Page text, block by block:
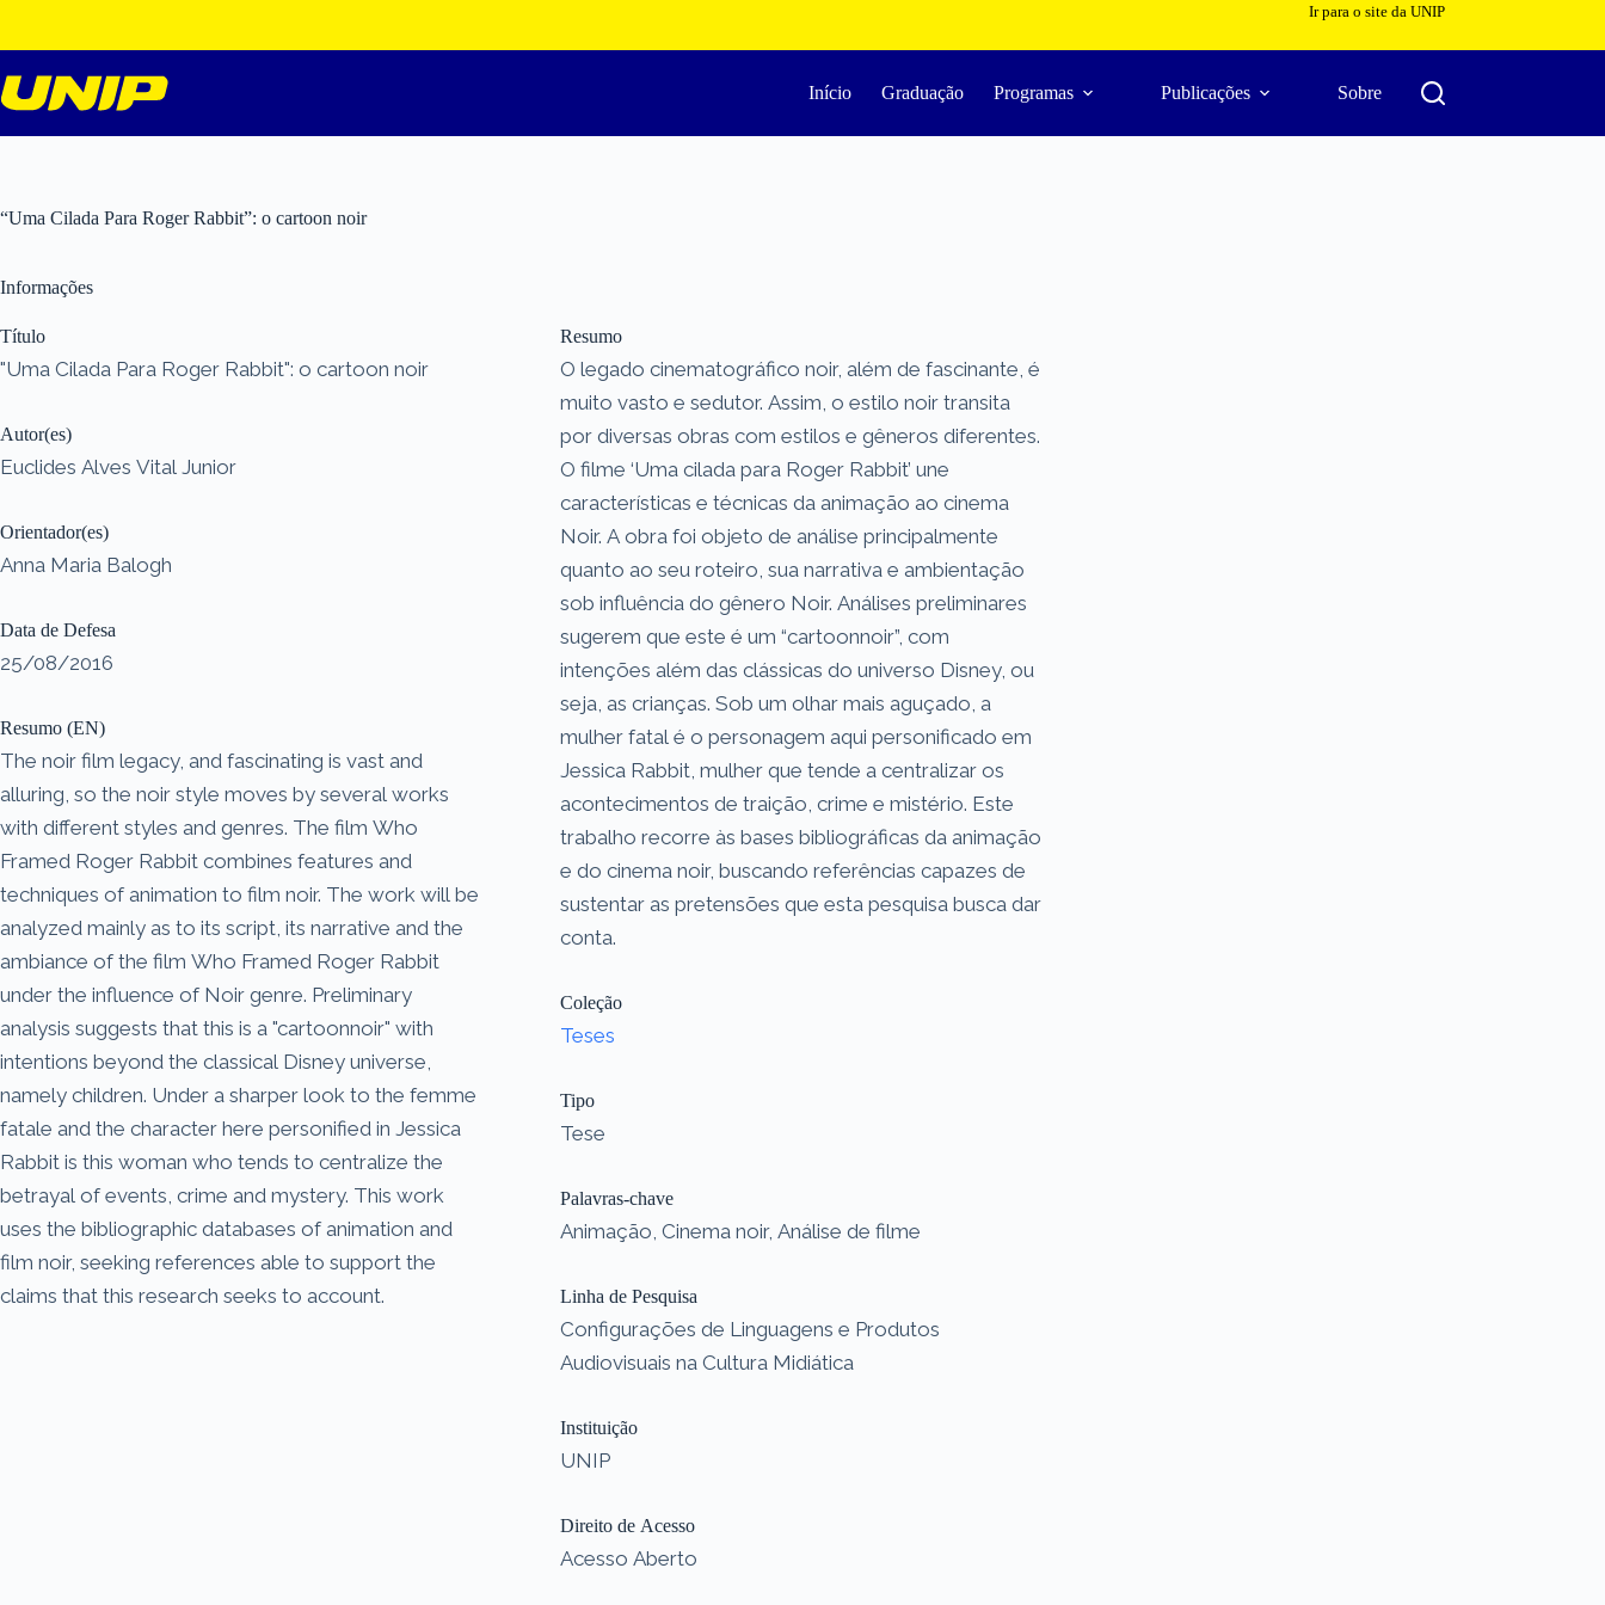
o
conteúdo
Ir para o site da UNIP
Início Graduação Programas Publicações Sobre
“Uma Cilada Para Roger Rabbit”: o cartoon noir
Informações
Título
"Uma Cilada Para Roger Rabbit": o cartoon noir
Autor(es)
Euclides Alves Vital Junior
Orientador(es)
Anna Maria Balogh
Data de Defesa
25/08/2016
Resumo (EN)
The noir film legacy, and fascinating is vast and
alluring, so the noir style moves by several works
with different styles and genres. The film Who
Framed Roger Rabbit combines features and
techniques of animation to film noir. The work will be
analyzed mainly as to its script, its narrative and the
ambiance of the film Who Framed Roger Rabbit
under the influence of Noir genre. Preliminary
analysis suggests that this is a "cartoonnoir" with
intentions beyond the classical Disney universe,
namely children. Under a sharper look to the femme
fatale and the character here personified in Jessica
Rabbit is this woman who tends to centralize the
betrayal of events, crime and mystery. This work
uses the bibliographic databases of animation and
film noir, seeking references able to support the
claims that this research seeks to account.
Resumo
O legado cinematográfico noir, além de fascinante, é
muito vasto e sedutor. Assim, o estilo noir transita
por diversas obras com estilos e gêneros diferentes.
O filme ‘Uma cilada para Roger Rabbit’ une
características e técnicas da animação ao cinema
Noir. A obra foi objeto de análise principalmente
quanto ao seu roteiro, sua narrativa e ambientação
sob influência do gênero Noir. Análises preliminares
sugerem que este é um “cartoonnoir”, com
intenções além das clássicas do universo Disney, ou
seja, as crianças. Sob um olhar mais aguçado, a
mulher fatal é o personagem aqui personificado em
Jessica Rabbit, mulher que tende a centralizar os
acontecimentos de traição, crime e mistério. Este
trabalho recorre às bases bibliográficas da animação
e do cinema noir, buscando referências capazes de
sustentar as pretensões que esta pesquisa busca dar
conta.
Coleção
Teses
Tipo
Tese
Palavras-chave
Animação, Cinema noir, Análise de filme
Linha de Pesquisa
Configurações de Linguagens e Produtos
Audiovisuais na Cultura Midiática
Instituição
UNIP
Direito de Acesso
Acesso Aberto